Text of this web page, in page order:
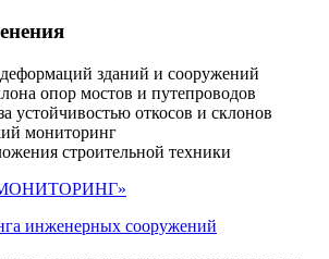
зданий и сооружений
опор мостов и путепроводов
устойчивостью откосов и склонов
мониторинг
строительной техники
инженерных сооружений